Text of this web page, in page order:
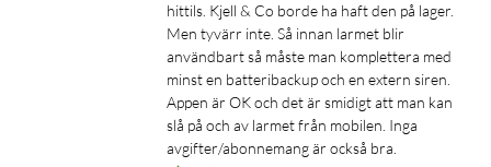
hittils. Kjell & Co borde ha haft den på lager.
Men tyvärr inte. Så innan larmet blir
användbart så måste man komplettera med
minst en batteribackup och en extern siren.
Appen är OK och det är smidigt att man kan
slå på och av larmet från mobilen. Inga
avgifter/abonnemang är också bra.